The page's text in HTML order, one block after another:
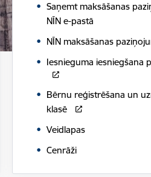
Saņemt maksāšanas
NĪN e-pastā
NĪN maksāšanas
Iesnieguma iesniegšana
Bērnu reģistrēšana un
klasē
Veidlapas
Cenrāži